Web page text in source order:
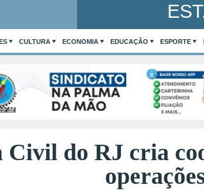
CULTURA ECONOMIA EDUCAÇÃO ESPORTE
Civil do RJ cria